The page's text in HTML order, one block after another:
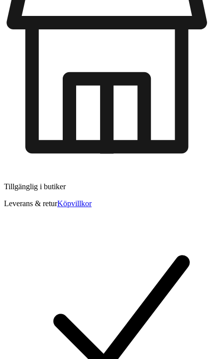
Tillgänglig i butiker
Leverans & returKöpvillkor